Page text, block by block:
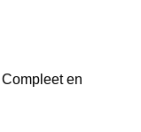
en